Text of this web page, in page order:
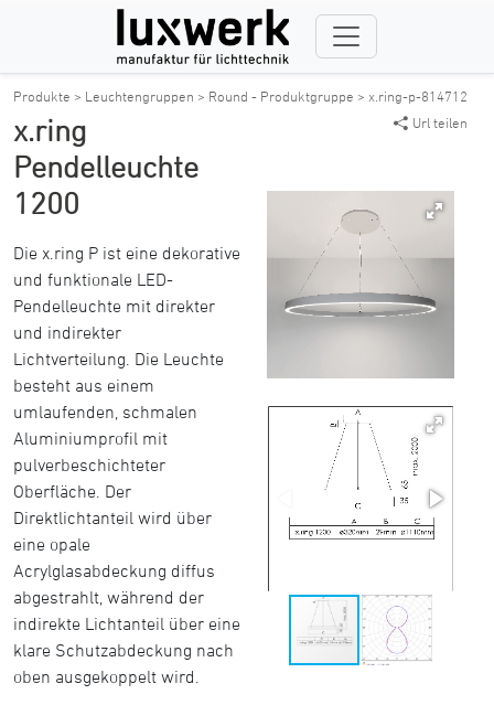
Produkte > Leuchtengruppen > Round - Produktgruppe > x.ring-p-814712
Url teilen
x.ring
Pendelleuchte
1200
Die x.ring P ist eine dekorative
und funktionale LED-
Pendelleuchte mit direkter
und indirekter
Lichtverteilung. Die Leuchte
besteht aus einem
umlaufenden, schmalen
Aluminiumprofil mit
pulverbeschichteter
Oberfläche. Der
Direktlichtanteil wird über
eine opale
Acrylglasabdeckung diffus
abgestrahlt, während der
indirekte Lichtanteil über eine
klare Schutzabdeckung nach
oben ausgekoppelt wird.